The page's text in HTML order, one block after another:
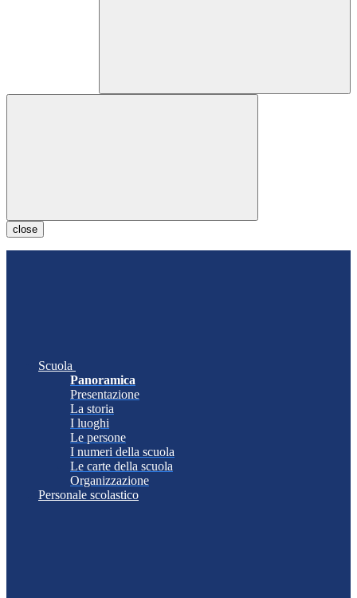
close
Scuola
Panoramica
Presentazione
La storia
I luoghi
Le persone
I numeri della scuola
Le carte della scuola
Organizzazione
Personale scolastico